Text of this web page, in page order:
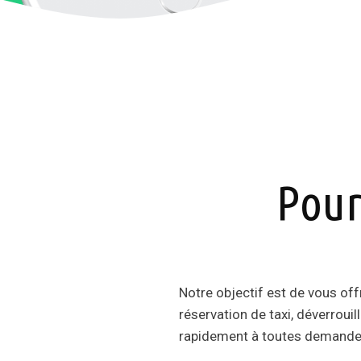
Notre objectif est de vous
réservation de taxi,
rapidement à toutes